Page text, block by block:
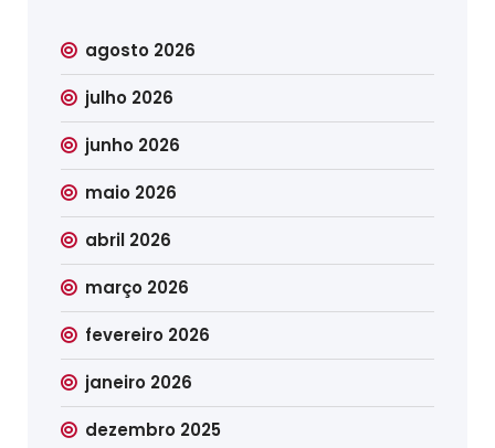
agosto 2026
julho 2026
junho 2026
maio 2026
abril 2026
março 2026
fevereiro 2026
janeiro 2026
dezembro 2025